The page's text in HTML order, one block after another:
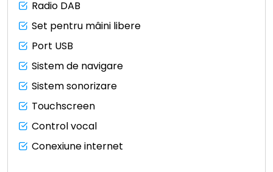
Radio DAB
Set pentru mâini libere
Port USB
Sistem de navigare
Sistem sonorizare
Touchscreen
Control vocal
Conexiune internet